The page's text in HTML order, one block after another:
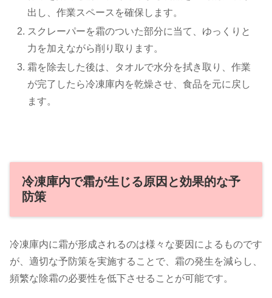
出し、作業スペースを確保します。
スクレーパーを霜のついた部分に当て、ゆっくりと
力を加えながら削り取ります。
霜を除去した後は、タオルで水分を拭き取り、作業
が完了したら冷凍庫内を乾燥させ、食品を元に戻し
ます。
冷凍庫内で霜が生じる原因と効果的な予
防策
冷凍庫内に霜が形成されるのは様々な要因によるものです
が、適切な予防策を実施することで、霜の発生を減らし、
頻繁な除霜の必要性を低下させることが可能です。